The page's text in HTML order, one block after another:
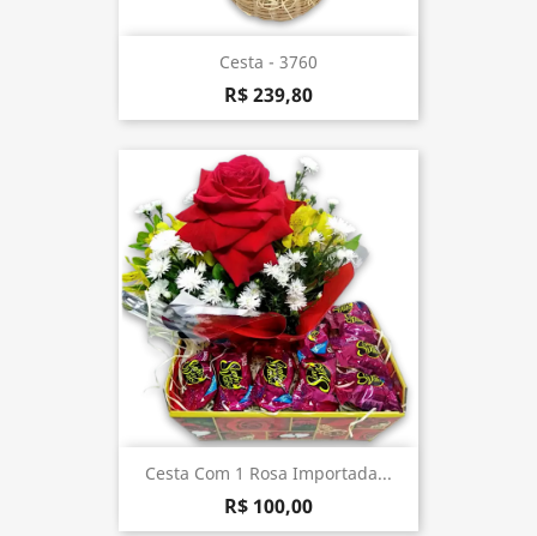
Cesta - 3760
R$ 239,80
Cesta Com 1 Rosa Importada...
R$ 100,00